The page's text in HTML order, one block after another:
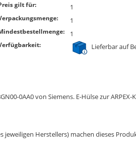
gilt für: 1
1
1
Lieferbar auf
0AA0 von Siemens. E-Hülse zur ARPEX-
Herstellers) machen dieses